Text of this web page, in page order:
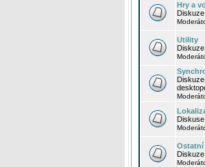
Hry a
Utility
Ostatní